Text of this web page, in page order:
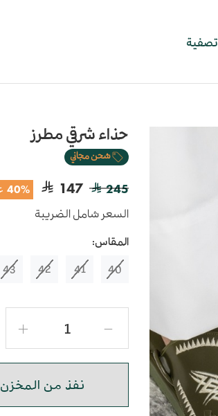
تصفية
حذاء شرقي مطرز
شحن مجاني
245
147 40% عرض
السعر شامل الضريبة
المقاس:
40
41
42
43
نفذ من المخزن